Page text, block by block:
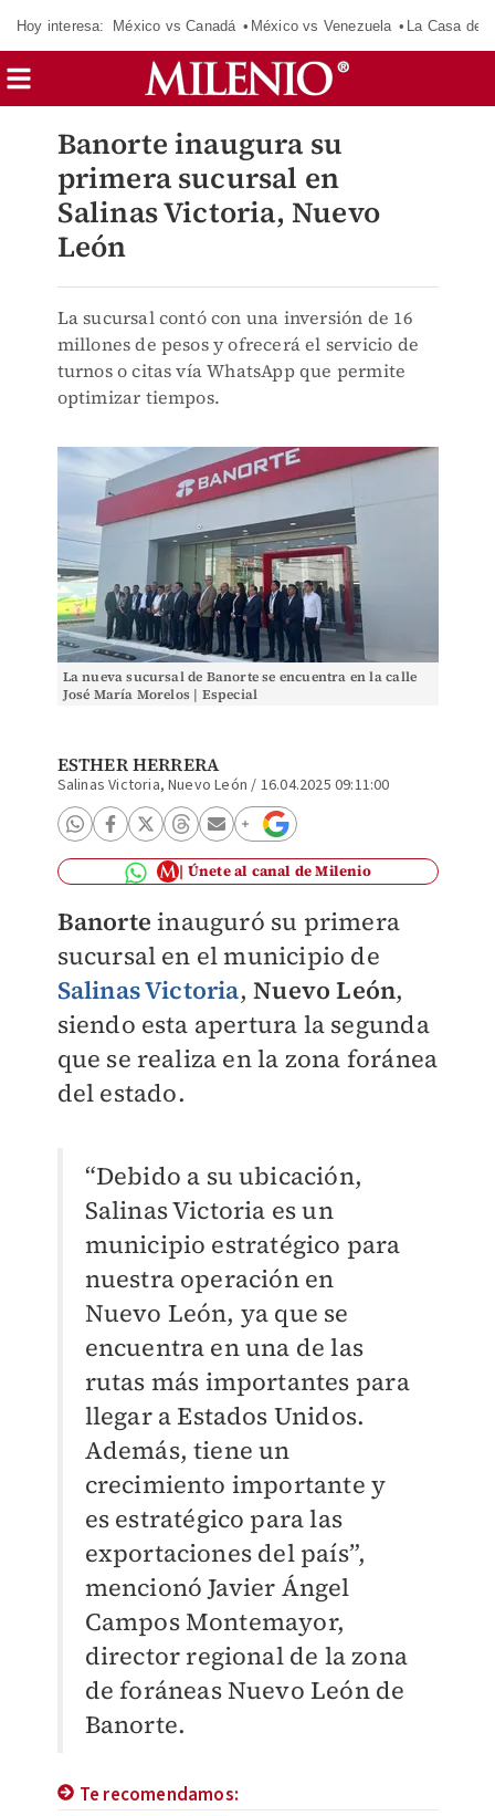
Hoy interesa: México vs Canadá México vs Venezuela La Casa de
Banorte inaugura su
primera sucursal en
Salinas Victoria, Nuevo
León
La sucursal contó con una inversión de 16
millones de pesos y ofrecerá el servicio de
turnos o citas vía WhatsApp que permite
optimizar tiempos.
La nueva sucursal de Banorte se encuentra en la calle
José María Morelos | Especial
ESTHER HERRERA
Salinas Victoria, Nuevo León / 16.04.2025 09:11:00
Únete al canal de Milenio
Banorte inauguró su primera
sucursal en el municipio de
Salinas Victoria,Nuevo León,
siendo esta apertura la segunda
que se realiza en la zona foránea
del estado.
“Debido a su ubicación,
Salinas Victoria es un
municipio estratégico para
nuestra operación en
Nuevo León, ya que se
encuentra en una de las
rutas más importantes para
llegar a Estados Unidos.
Además, tiene un
crecimiento importante y
es estratégico para las
exportaciones del país”,
mencionó Javier Ángel
Campos Montemayor,
director regional de la zona
de foráneas Nuevo León de
Banorte.
Te recomendamos: